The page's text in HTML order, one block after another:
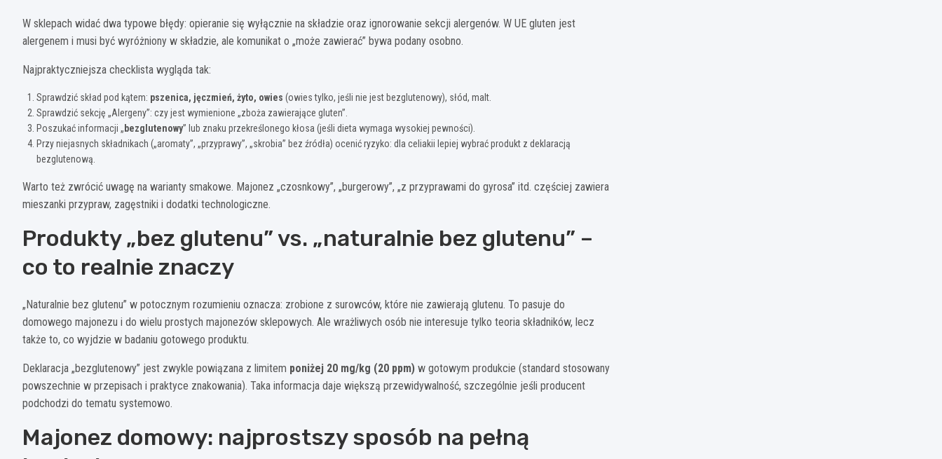
W sklepach widać dwa typowe błędy: opieranie się wyłącznie na składzie oraz ignorowanie sekcji alergenów. W UE gluten jest
alergenem i musi być wyróżniony w składzie, ale komunikat o „może zawierać” bywa podany osobno.
Najpraktyczniejsza checklista wygląda tak:
Sprawdzić skład pod kątem: pszenica, jęczmień, żyto, owies (owies tylko, jeśli nie jest bezglutenowy), słód, malt.
Sprawdzić sekcję „Alergeny”: czy jest wymienione „zboża zawierające gluten”.
Poszukać informacji „ bezglutenowy” lub znaku przekreślonego kłosa (jeśli dieta wymaga wysokiej pewności).
Przy niejasnych składnikach („aromaty”, „przyprawy”, „skrobia” bez źródła) ocenić ryzyko: dla celiakii lepiej wybrać produkt z deklaracją
bezglutenową.
Warto też zwrócić uwagę na warianty smakowe. Majonez „czosnkowy”, „burgerowy”, „z przyprawami do gyrosa” itd. częściej zawiera
mieszanki przypraw, zagęstniki i dodatki technologiczne.
Produkty „bez glutenu” vs. „naturalnie bez glutenu” –
co to realnie znaczy
„Naturalnie bez glutenu” w potocznym rozumieniu oznacza: zrobione z surowców, które nie zawierają glutenu. To pasuje do
domowego majonezu i do wielu prostych majonezów sklepowych. Ale wrażliwych osób nie interesuje tylko teoria składników, lecz
także to, co wyjdzie w badaniu gotowego produktu.
Deklaracja „bezglutenowy” jest zwykle powiązana z limitem poniżej 20 mg/kg (20 ppm) w gotowym produkcie (standard stosowany
powszechnie w przepisach i praktyce znakowania). Taka informacja daje większą przewidywalność, szczególnie jeśli producent
podchodzi do tematu systemowo.
Majonez domowy: najprostszy sposób na pełną